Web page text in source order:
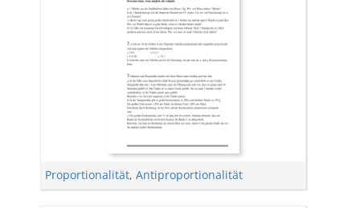
Proportionalität, Antiproportionalität